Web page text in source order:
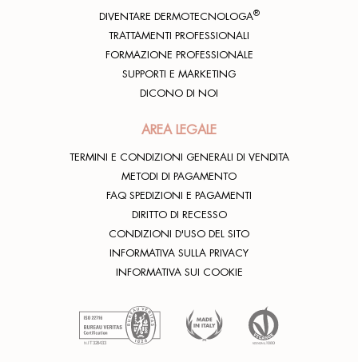
Assorbimento immediato e profondo. La crema
migliore che abbia mai usato!
17/01/2021
28/12/2020
DIVENTARE DERMOTECNOLOGA®
TRATTAMENTI PROFESSIONALI
FORMAZIONE PROFESSIONALE
SUPPORTI E MARKETING
DICONO DI NOI
AREA LEGALE
TERMINI E CONDIZIONI GENERALI DI VENDITA
METODI DI PAGAMENTO
FAQ SPEDIZIONI E PAGAMENTI
DIRITTO DI RECESSO
CONDIZIONI D'USO DEL SITO
INFORMATIVA SULLA PRIVACY
INFORMATIVA SUI COOKIE